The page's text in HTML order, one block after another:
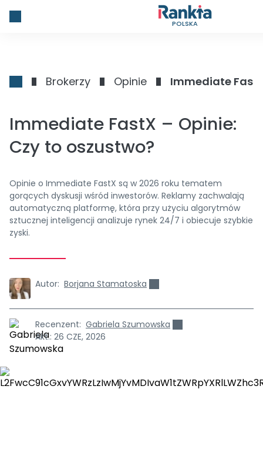
POLSKA
Brokerzy Opinie Immediate
Immediate FastX – Opinie:
Czy to oszustwo?
Opinie o Immediate FastX są w 2026 roku tematem
gorących dyskusji wśród inwestorów. Reklamy zachwalają
automatyczną platformę, która przy użyciu algorytmów
sztucznej inteligencji analizuje rynek 24/7 i obiecuje szybkie
zyski.
Autor: Borjana Stamatoska
Recenzent: Gabriela Szumowska
Akt.: 26 CZE, 2026